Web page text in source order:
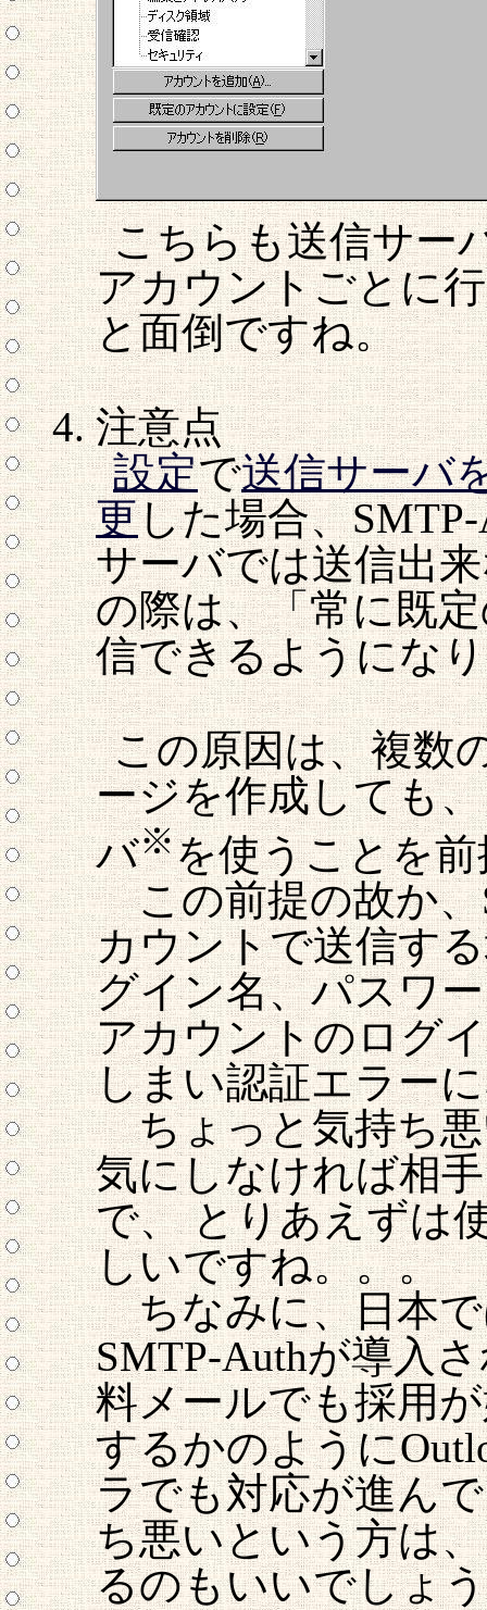
こちらも送信サー
アカウントごとに
と面倒ですね。
注意点
設定で送信サーバ
更した場合、
サーバでは送信出
の際は、「常に既
信できるようにな
この原因は、複数
ージを作成しても
バ※を使うことを
この前提の故か、
カウントで送信す
グイン名、パスワ
アカウントのログ
しまい認証エラー
ちょっと気持ち悪
気にしなければ相
で、 とりあえずは
しいですね。。。
ちなみに、日本で
SMTP-Authが導入
料メールでも採用
するかのように
ラでも対応が進ん
ち悪いという方は
るのもいいでしょ